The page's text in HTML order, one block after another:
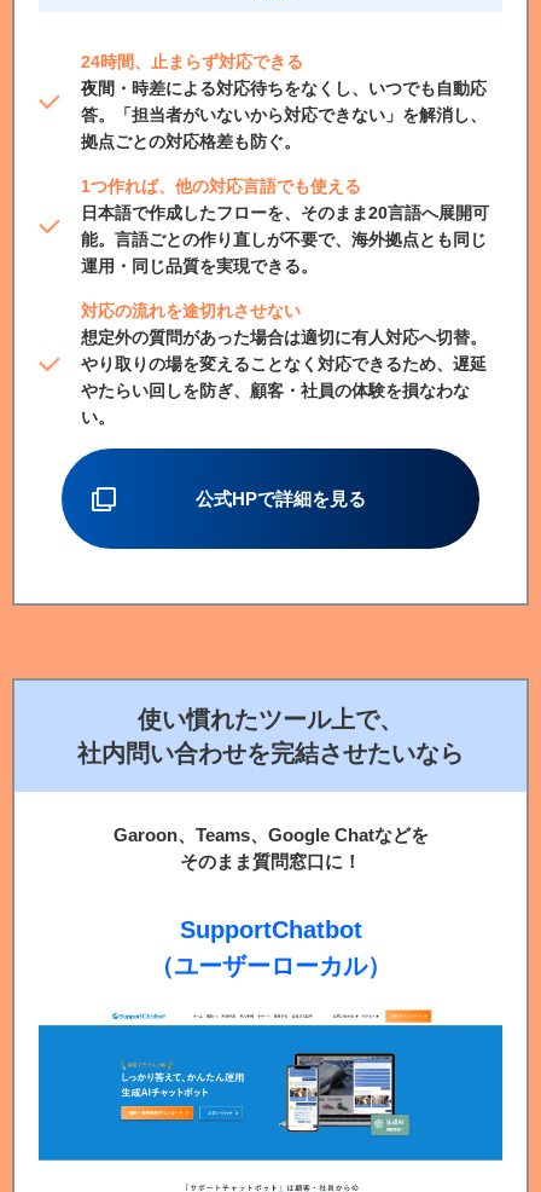
24時間、止まらず対応できる
夜間・時差による対応待ちをなくし、いつでも自動応
答。「担当者がいないから対応できない」を解消し、
拠点ごとの対応格差も防ぐ。
1つ作れば、他の対応言語でも使える
日本語で作成したフローを、そのまま20言語へ展開可
能。言語ごとの作り直しが不要で、海外拠点とも同じ
運用・同じ品質を実現できる。
対応の流れを途切れさせない
想定外の質問があった場合は適切に有人対応へ切替。
やり取りの場を変えることなく対応できるため、遅延
やたらい回しを防ぎ、顧客・社員の体験を損なわな
い。
公式HPで詳細を見る
使い慣れたツール上で、
社内問い合わせを完結させたいなら
Garoon、Teams、Google Chatなどを
そのまま質問窓口に！
SupportChatbot
（ユーザーローカル）